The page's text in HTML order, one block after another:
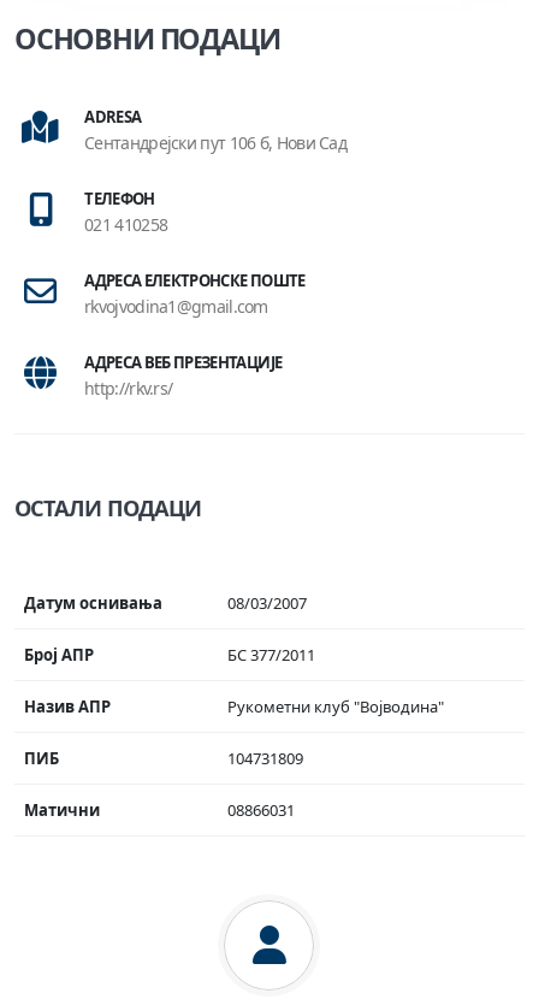
ОСНОВНИ ПОДАЦИ
ADRESA
Сентандрејски пут 106 б, Нови Сад
ТЕЛЕФОН
021 410258
АДРЕСА ЕЛЕКТРОНСКЕ ПОШТЕ
rkvojvodina1@gmail.com
АДРЕСА ВЕБ ПРЕЗЕНТАЦИЈЕ
http://rkv.rs/
ОСТАЛИ ПОДАЦИ
Датум оснивања 08/03/2007
Број АПР БС 377/2011
Назив АПР Рукометни клуб "Војводина"
ПИБ 104731809
Матични 08866031